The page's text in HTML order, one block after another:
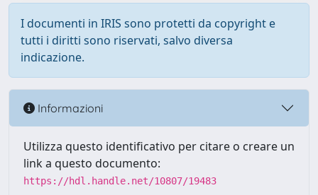
I documenti in IRIS sono protetti da copyright e
tutti i diritti sono riservati, salvo diversa
indicazione.
Informazioni
Utilizza questo identificativo per citare o creare un
link a questo documento:
https://hdl.handle.net/10807/19483